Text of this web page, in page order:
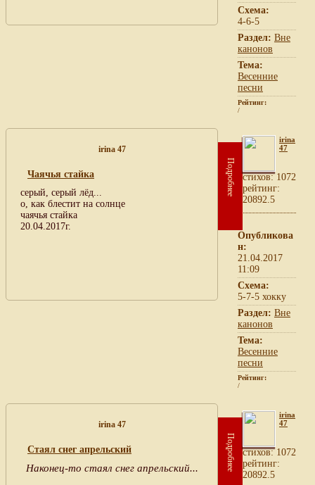
Схема:
4-6-5
Раздел: Вне
канонов
Тема:
Весенние
песни
Рейтинг:
/
irina 47
Чаячья стайка
серый, серый лёд...
о, как блестит на солнце
чаячья стайка
20.04.2017г.
Подробнее
irina
47
cтихов: 1072
рейтинг:
20892.5
Опубликова
н:
21.04.2017
11:09
Схема:
5-7-5 хокку
Раздел: Вне
канонов
Тема:
Весенние
песни
Рейтинг:
/
irina 47
Стаял снег апрельский
Наконец-то стаял снег апрельский... Подробнее
irina
47
cтихов: 1072
рейтинг:
20892.5